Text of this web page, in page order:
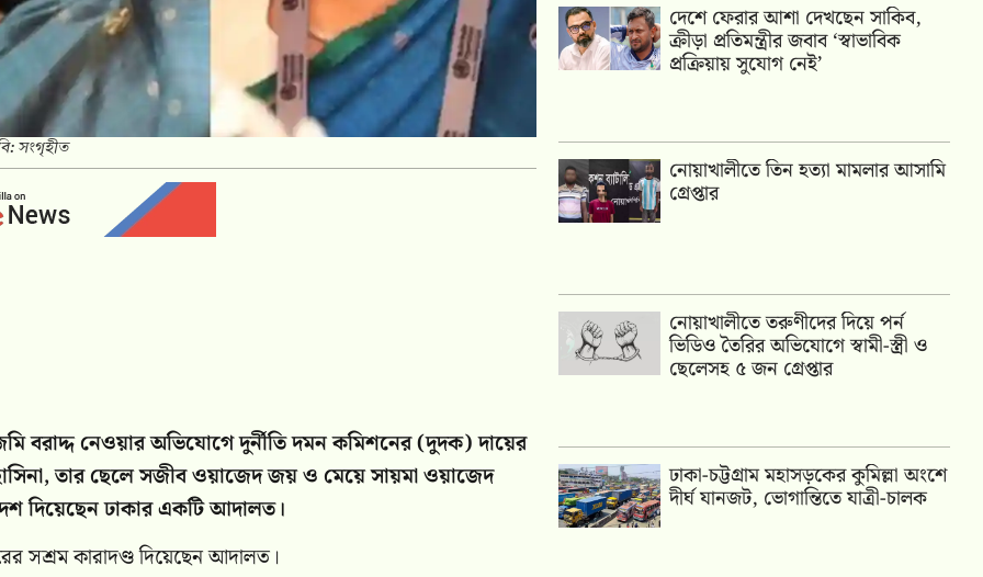
সংগৃহীত
বরাদ্দ নেওয়ার অভিযোগে দুর্নীতি দমন কমিশনের (দুদক) দায়ের
তার ছেলে সজীব ওয়াজেদ জয় ও মেয়ে সায়মা ওয়াজেদ
দিয়েছেন ঢাকার একটি আদালত।
সশ্রম কারাদণ্ড দিয়েছেন আদালত।
দেশে ফেরার আশা দেখছেন সাকিব,
ক্রীড়া প্রতিমন্ত্রীর জবাব ‘স্বাভাবিক
প্রক্রিয়ায় সুযোগ নেই’
নোয়াখালীতে তিন হত্যা মামলার আসামি
গ্রেপ্তার
নোয়াখালীতে তরুণীদের দিয়ে পর্ন
ভিডিও তৈরির অভিযোগে স্বামী-স্ত্রী ও
ছেলেসহ ৫ জন গ্রেপ্তার
ঢাকা-চট্টগ্রাম মহাসড়কের কুমিল্লা অংশে
দীর্ঘ যানজট, ভোগান্তিতে যাত্রী-চালক